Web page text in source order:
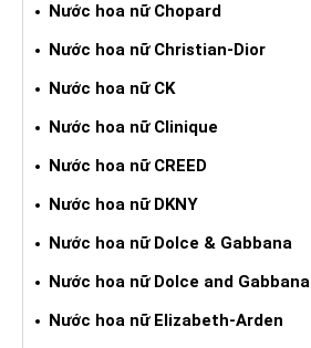
Nước hoa nữ Chopard
Nước hoa nữ Christian-Dior
Nước hoa nữ CK
Nước hoa nữ Clinique
Nước hoa nữ CREED
Nước hoa nữ DKNY
Nước hoa nữ Dolce & Gabbana
Nước hoa nữ Dolce and Gabbana
Nước hoa nữ Elizabeth-Arden